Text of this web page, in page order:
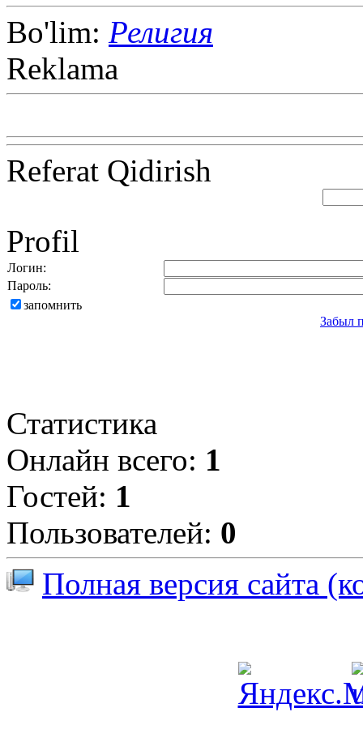
Bo'lim: Религия
Reklama
Referat Qidirish
Profil
Логин:
Пароль:
запомнить
Забыл
Статистика
Онлайн всего: 1
Гостей: 1
Пользователей: 0
Полная версия сайта